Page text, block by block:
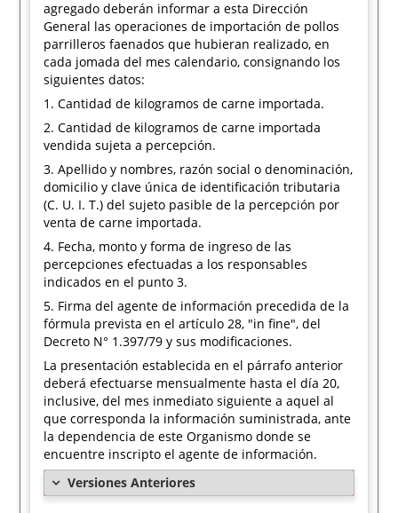
agregado deberán informar a esta Dirección
General las operaciones de importación de pollos
parrilleros faenados que hubieran realizado, en
cada jomada del mes calendario, consignando los
siguientes datos:
1. Cantidad de kilogramos de carne importada.
2. Cantidad de kilogramos de carne importada
vendida sujeta a percepción.
3. Apellido y nombres, razón social o denominación,
domicilio y clave única de identificación tributaria
(C. U. I. T.) del sujeto pasible de la percepción por
venta de carne importada.
4. Fecha, monto y forma de ingreso de las
percepciones efectuadas a los responsables
indicados en el punto 3.
5. Firma del agente de información precedida de la
fórmula prevista en el artículo 28, "in fine", del
Decreto N° 1.397/79 y sus modificaciones.
La presentación establecida en el párrafo anterior
deberá efectuarse mensualmente hasta el día 20,
inclusive, del mes inmediato siguiente a aquel al
que corresponda la información suministrada, ante
la dependencia de este Organismo donde se
encuentre inscripto el agente de información.
Versiones Anteriores